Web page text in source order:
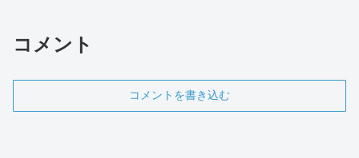
コメント
コメントを書き込む